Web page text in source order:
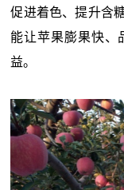
促进着色、提升含
能让苹果膨果快、
益。